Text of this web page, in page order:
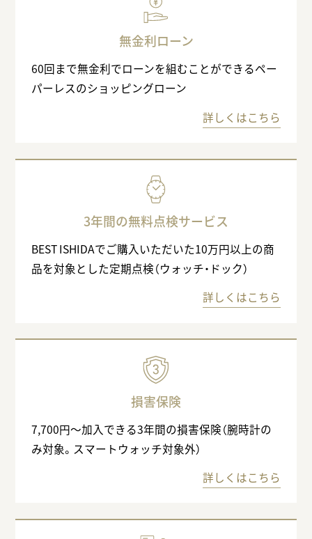
無金利ローン
60回まで無金利でローンを組むことができるペー
パーレスのショッピングローン
詳しくはこちら
3年間の無料点検サービス
BEST ISHIDAでご購入いただいた10万円以上の商
品を対象とした定期点検（ウォッチ・ドック）
詳しくはこちら
損害保険
7,700円〜加入できる3年間の損害保険（腕時計の
み対象。スマートウォッチ対象外）
詳しくはこちら